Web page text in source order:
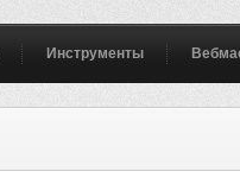
Инструменты